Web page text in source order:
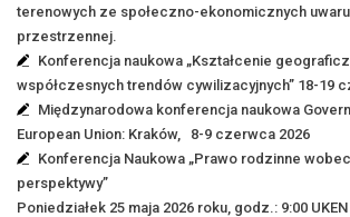
terenowych ze społeczno-ekonomicznych
przestrzennej.
Konferencja naukowa „Kształcenie
współczesnych trendów cywilizacyjnych” 18-19
Międzynarodowa konferencja naukowa
European Union: Kraków, 8-9 czerwca 2026
Konferencja Naukowa „Prawo rodzinne
perspektywy”
Poniedziałek 25 maja 2026 roku, godz.: 9:00